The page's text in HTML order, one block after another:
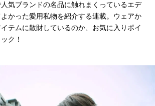
気ブランドの名品に触れまくっているエデ
かった愛用私物を紹介する連載。ウェアか
テムに散財しているのか、お気に入りポイ
ク！